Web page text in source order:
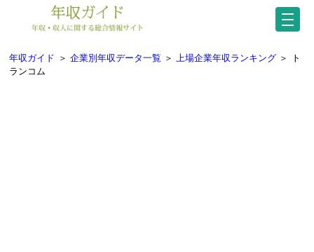
年収ガイド ＞ 企業別年収データ一覧 ＞ 上場企業年収ランキング ＞
ト
ランコム